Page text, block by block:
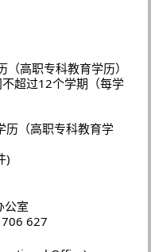
高职专科教育学历）
超过12个学期（每学
历（高职专科教育学
公室
627